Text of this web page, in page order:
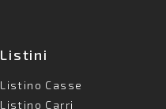
Listini
Listino Casse
Listino Carri